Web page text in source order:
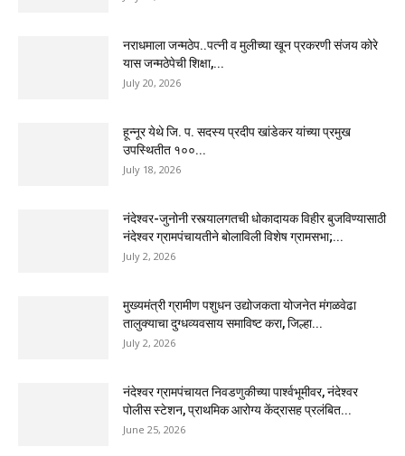
नराधमाला जन्मठेप..पत्नी व मुलीच्या खून प्रकरणी संजय कोरे
यास जन्मठेपेची शिक्षा,...
July 20, 2026
हून्नूर येथे जि. प. सदस्य प्रदीप खांडेकर यांच्या प्रमुख
उपस्थितीत १००...
July 18, 2026
नंदेश्वर-जुनोनी रस्त्यालगतची धोकादायक विहीर बुजविण्यासाठी
नंदेश्वर ग्रामपंचायतीने बोलाविली विशेष ग्रामसभा;...
July 2, 2026
मुख्यमंत्री ग्रामीण पशुधन उद्योजकता योजनेत मंगळवेढा
तालुक्याचा दुग्धव्यवसाय समाविष्ट करा, जिल्हा...
July 2, 2026
नंदेश्वर ग्रामपंचायत निवडणुकीच्या पार्श्वभूमीवर, नंदेश्वर
पोलीस स्टेशन, प्राथमिक आरोग्य केंद्रासह प्रलंबित...
June 25, 2026